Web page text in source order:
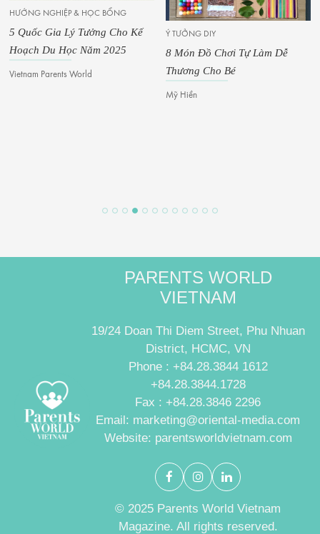
HƯỚNG NGHIỆP & HỌC BỔNG
5 Quốc Gia Lý Tưởng Cho Kế
Hoạch Du Học Năm 2025
Vietnam Parents World
Ý TƯỞNG DIY
8 Món Đồ Chơi Tự Làm Dễ
Thương Cho Bé
Mỹ Hiền
PARENTS WORLD
VIETNAM
19/24 Doan Thi Diem Street, Phu Nhuan
District, HCMC, VN
Phone : +84.28.3844 1612
+84.28.3844.1728
Fax : +84.28.3846 2296
Email: marketing@oriental-media.com
Website: parentsworldvietnam.com
© 2025 Parents World Vietnam
Magazine. All rights reserved.